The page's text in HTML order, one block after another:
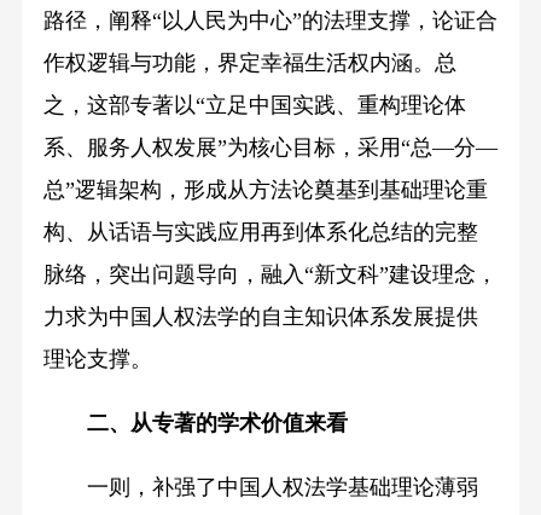
路径，阐释“以人民为中心”的法理支撑，论证合
作权逻辑与功能，界定幸福生活权内涵。总
之，这部专著以“立足中国实践、重构理论体
系、服务人权发展”为核心目标，采用“总—分—
总”逻辑架构，形成从方法论奠基到基础理论重
构、从话语与实践应用再到体系化总结的完整
脉络，突出问题导向，融入“新文科”建设理念，
力求为中国人权法学的自主知识体系发展提供
理论支撑。
二、从专著的学术价值来看
一则，补强了中国人权法学基础理论薄弱